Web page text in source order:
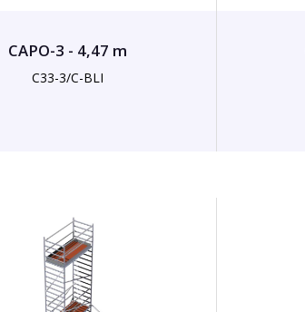
CAPO-3 - 4,47 m
C33-3/C-BLI